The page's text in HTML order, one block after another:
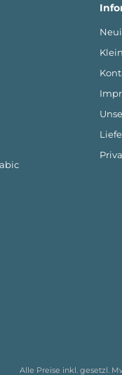
Alle Preise inkl. gesetzl.